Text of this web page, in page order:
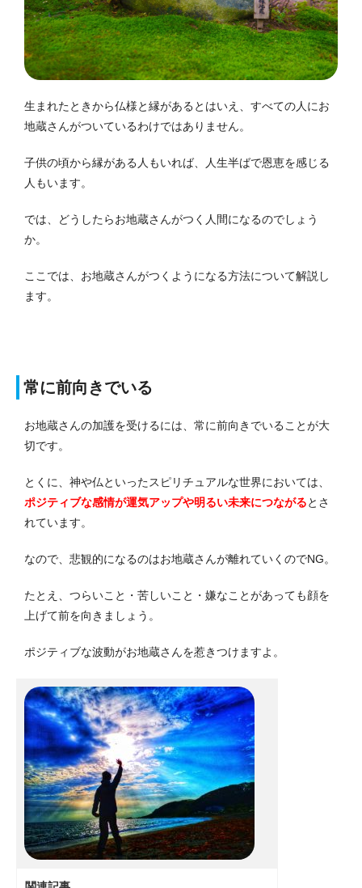
生まれたときから仏様と縁があるとはいえ、すべての人にお
地蔵さんがついているわけではありません。
子供の頃から縁がある人もいれば、人生半ばで恩恵を感じる
人もいます。
では、どうしたらお地蔵さんがつく人間になるのでしょう
か。
ここでは、お地蔵さんがつくようになる方法について解説し
ます。
常に前向きでいる
お地蔵さんの加護を受けるには、常に前向きでいることが大
切です。
とくに、神や仏といったスピリチュアルな世界においては、
ポジティブな感情が運気アップや明るい未来につながるとさ
れています。
なので、悲観的になるのはお地蔵さんが離れていくのでNG。
たとえ、つらいこと・苦しいこと・嫌なことがあっても顔を
上げて前を向きましょう。
ポジティブな波動がお地蔵さんを惹きつけますよ。